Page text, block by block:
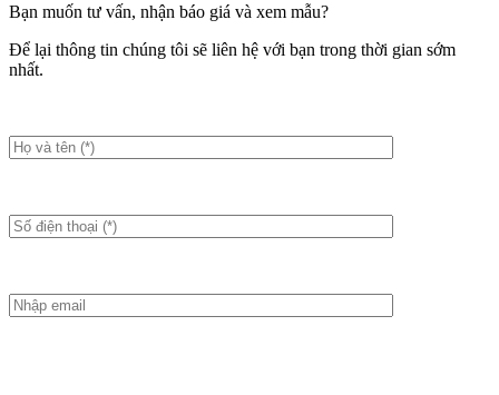
Bạn muốn tư vấn, nhận báo giá và xem mẫu?
Để lại thông tin chúng tôi sẽ liên hệ với bạn trong thời gian sớm
nhất.